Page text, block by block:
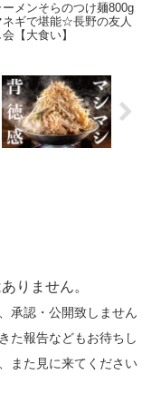
ーメンそらのつけ麺800g
ネギで堪能☆長野の友人
【大食い】
りません。
承認・公開致しません
た報告などもお待ちし
また見に来てください